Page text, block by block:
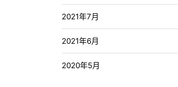
2021年7月
2021年6月
2020年5月